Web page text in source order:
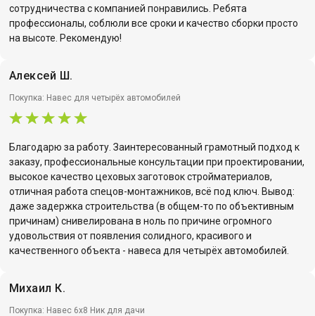
сотрудничества с компанией понравились. Ребята
профессионалы, соблюли все сроки и качество сборки просто
на высоте. Рекомендую!
Алексей Ш.
Покупка: Навес для четырёх автомобилей
Благодарю за работу. Заинтересованный грамотный подход к
заказу, профессиональные консультации при проектировании,
высокое качество цеховых заготовок стройматериалов,
отличная работа спецов-монтажников, всё под ключ. Вывод:
даже задержка строительства (в общем-то по объективным
причинам) снивелирована в ноль по причине огромного
удовольствия от появления солидного, красивого и
качественного объекта - навеса для четырёх автомобилей.
Михаил К.
Покупка: Навес 6х8 Ник для дачи